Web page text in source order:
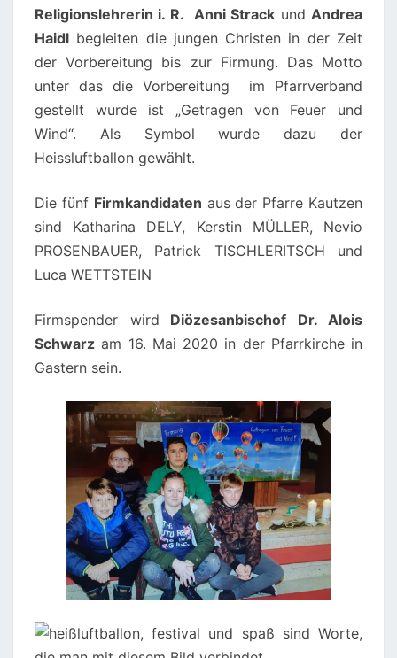
Religionslehrerin i. R. Anni Strack undAndrea
Haidl begleiten die jungen Christen in der Zeit
der Vorbereitung bis zur Firmung. Das Motto
unter das die Vorbereitung im Pfarrverband
gestellt wurde ist „Getragen von Feuer und
Wind“. Als Symbol wurde dazu der
Heissluftballon gewählt.
Die fünf Firmkandidaten aus der Pfarre Kautzen
sind Katharina DELY, Kerstin MÜLLER, Nevio
PROSENBAUER, Patrick TISCHLERITSCH und
Luca WETTSTEIN
Firmspender wird Diözesanbischof Dr. Alois
Schwarz am 16. Mai 2020 in der Pfarrkirche in
Gastern sein.